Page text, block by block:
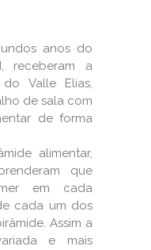
anos do
receberam a
do Valle Elias,
de sala com
de forma
alimentar,
que
em cada
cada um dos
Assim a
e mais